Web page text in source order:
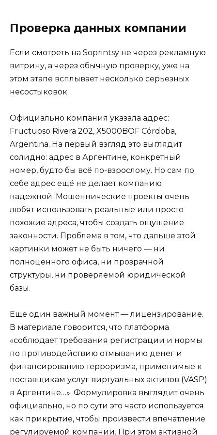
Проверка данных компании
Если смотреть на Soprintsy не через рекламную
витрину, а через обычную проверку, уже на
этом этапе всплывает несколько серьезных
несостыковок.
Официально компания указала адрес:
Fructuoso Rivera 202, X5000BOF Córdoba,
Argentina. На первый взгляд это выглядит
солидно: адрес в Аргентине, конкретный
номер, будто бы всё по-взрослому. Но сам по
себе адрес ещё не делает компанию
надежной. Мошеннические проекты очень
любят использовать реальные или просто
похожие адреса, чтобы создать ощущение
законности. Проблема в том, что дальше этой
картинки может не быть ничего — ни
полноценного офиса, ни прозрачной
структуры, ни проверяемой юридической
базы.
Еще один важный момент — лицензирование.
В материале говорится, что платформа
«соблюдает требования регистрации и нормы
по противодействию отмыванию денег и
финансированию терроризма, применимые к
поставщикам услуг виртуальных активов (VASP)
в Аргентине…». Формулировка выглядит очень
официально, но по сути это часто используется
как прикрытие, чтобы произвести впечатление
регулируемой компании. При этом активной